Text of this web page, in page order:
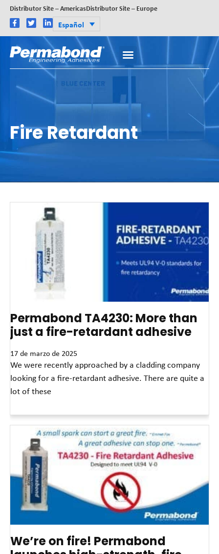
Distributor Site – AmericasDistributor Site – Europe
Español
Fire Retardant
Permabond TA4230: More than
just a fire-retardant adhesive
17 de marzo de 2025
We were recently approached by a cladding company
looking for a fire-retardant adhesive. There are quite a
lot of these
We’re on fire! Permabond